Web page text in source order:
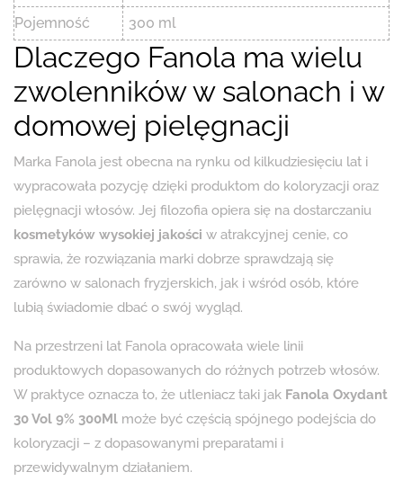
Pojemność
300 ml
Dlaczego Fanola ma wielu
zwolenników w salonach i w
domowej pielęgnacji
Marka Fanola jest obecna na rynku od kilkudziesięciu lat i
wypracowała pozycję dzięki produktom do koloryzacji oraz
pielęgnacji włosów. Jej filozofia opiera się na dostarczaniu
kosmetyków wysokiej jakości w atrakcyjnej cenie, co
sprawia, że rozwiązania marki dobrze sprawdzają się
zarówno w salonach fryzjerskich, jak i wśród osób, które
lubią świadomie dbać o swój wygląd.
Na przestrzeni lat Fanola opracowała wiele linii
produktowych dopasowanych do różnych potrzeb włosów.
W praktyce oznacza to, że utleniacz taki jak Fanola Oxydant
30 Vol 9% 300Ml może być częścią spójnego podejścia do
koloryzacji – z dopasowanymi preparatami i
przewidywalnym działaniem.